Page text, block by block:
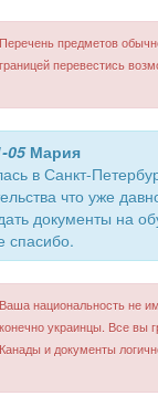
Перечень предметов
границей перевестись
05Мария
в Санкт-
что уже
документы на
спасибо.
Ваша национальность не
конечно украинцы. Все вы
Канады и документы